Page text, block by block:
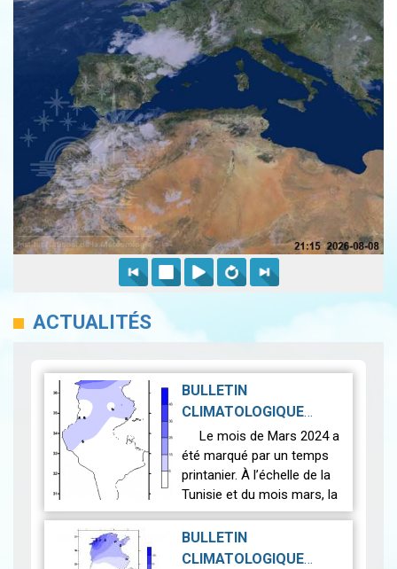
ACTUALITÉS
BULLETIN
CLIMATOLOGIQUE
MENSUEL MARS 2024|
2024-04-26
Le mois de Mars 2024 a
été marqué par un temps
printanier. À l’échelle de la
Tunisie et du mois mars, la
température moyenne a
atteint 16.9 °C avec un
écart de (+2.2) °C par r…
BULLETIN
CLIMATOLOGIQUE